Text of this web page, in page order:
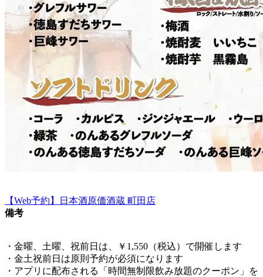
【Web予約】日本酒原価酒蔵 町田店
備考
・金曜、土曜、祝前日は、￥1,550（税込）で開催します
・金土祝前日は原則予約が必須になります
・アプリに配布される「時間無制限飲み放題のクーポン」を